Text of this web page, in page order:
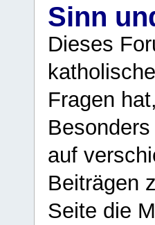
Sinn
Dieses
Fragen
auf
Beiträgen
Seite die